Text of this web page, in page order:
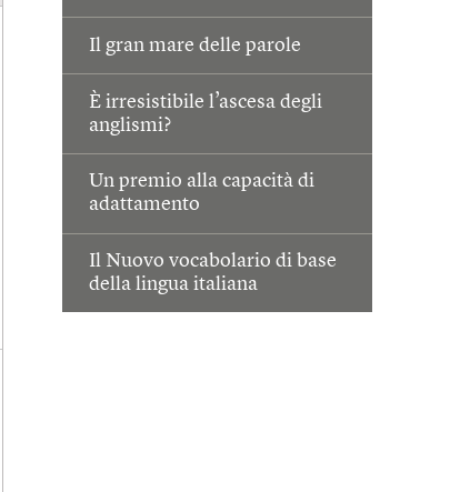
Il gran mare delle parole
È irresistibile l’ascesa degli
anglismi?
Un premio alla capacità di
adattamento
Il Nuovo vocabolario di base
della lingua italiana